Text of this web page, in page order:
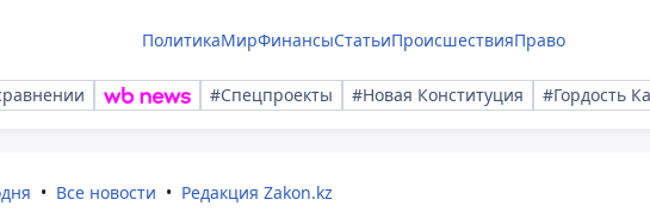
ПолитикаМирФинансыСтатьиПроисшествияПраво
#Спецпроекты #Новая Конституция #Гордость
Все новости Редакция Zakon.kz